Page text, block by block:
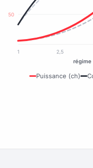
50
1 2,5
régime
Puissance (ch)